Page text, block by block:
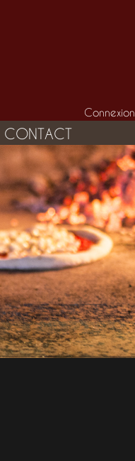
Connexion
CONTACT